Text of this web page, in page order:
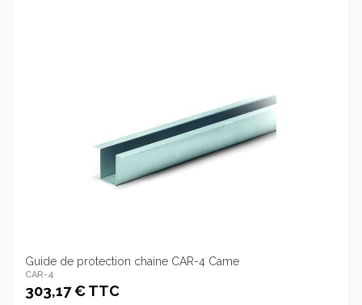
Guide de protection chaine CAR-4 Came
CAR-4
303,17 € TTC